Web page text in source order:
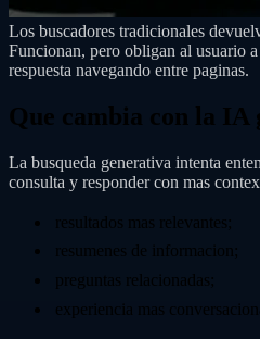
Los buscadores tradicionales
Funcionan, pero obligan al usuario
respuesta navegando entre paginas.
Que cambia con la IA
La busqueda generativa intenta
consulta y responder con mas
resultados mas relevantes;
resumenes de informacion;
preguntas relacionadas;
experiencia mas